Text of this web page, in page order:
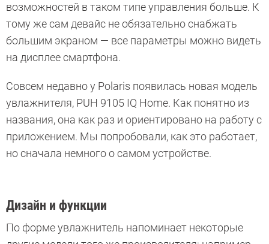
возможностей в таком типе управления больше. К
тому же сам девайс не обязательно снабжать
большим экраном — все параметры можно видеть
на дисплее смартфона.
Совсем недавно у Polaris появилась новая модель
увлажнителя, PUH 9105 IQ Home. Как понятно из
названия, она как раз и ориентировано на работу с
приложением. Мы попробовали, как это работает,
но сначала немного о самом устройстве.
Дизайн и функции
По форме увлажнитель напоминает некоторые